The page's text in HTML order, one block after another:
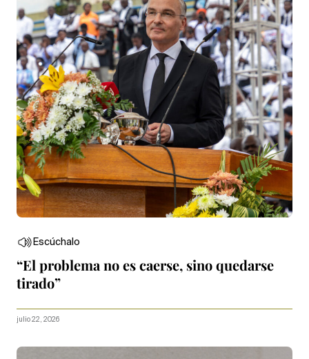
Escúchalo
“El problema no es caerse, sino quedarse
tirado”
julio 22, 2026